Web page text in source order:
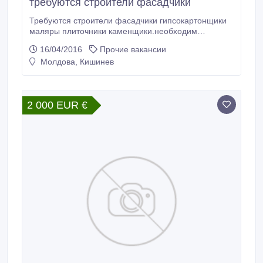
требуются строители фасадчики
Требуются строители фасадчики гипсокартонщики
маляры плиточники каменщики.необходим
bauarbeiter222.
16/04/2016
Прочие вакансии
Молдова, Кишинев
2 000 EUR €